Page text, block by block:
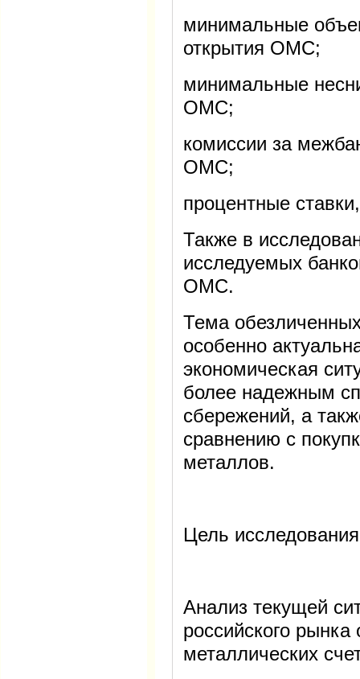
минимальные
открытия ОМС;
минимальные
ОМС;
комиссии за
ОМС;
процентные
Также в
исследуемых
ОМС.
Тема
особенно
экономическая
более надежным
сбережений, а
сравнению с
металлов.
Цель
Анализ текущей
российского
металлических